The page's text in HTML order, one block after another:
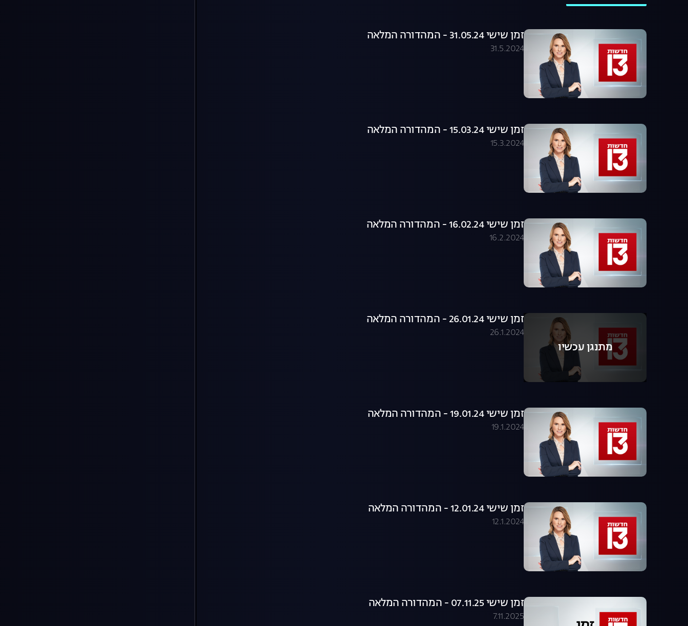
זמן שישי 31.05.24 - המהדורה המלאה
31.5.2024
זמן שישי 15.03.24 - המהדורה המלאה
15.3.2024
זמן שישי 16.02.24 - המהדורה המלאה
16.2.2024
מתנגן עכשיו
זמן שישי 26.01.24 - המהדורה המלאה
26.1.2024
זמן שישי 19.01.24 - המהדורה המלאה
19.1.2024
זמן שישי 12.01.24 - המהדורה המלאה
12.1.2024
זמן שישי 07.11.25 - המהדורה המלאה
7.11.2025